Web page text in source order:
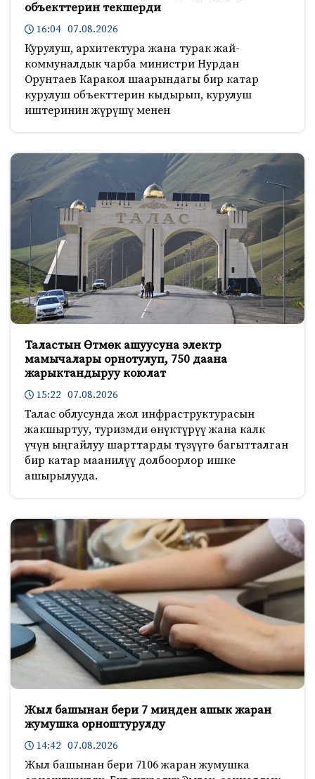
объекттерин текшерди
16:04 07.08.2026
Курулуш, архитектура жана турак жай-
коммуналдык чарба министри Нурдан
Орунтаев Каракол шаарындагы бир катар
курулуш объекттерин кыдырып, курулуш
иштеринин жүрүшү менен
Таластын Өтмөк ашуусуна электр
мамычалары орнотулуп, 750 даана
жарыктандыруу коюлат
15:22 07.08.2026
Талас облусунда жол инфраструктурасын
жакшыртуу, туризмди өнүктүрүү жана калк
үчүн ыңгайлуу шарттарды түзүүгө багытталган
бир катар маанилүү долбоорлор ишке
ашырылууда.
Жыл башынан бери 7 миңден ашык жаран
жумушка орноштурулду
14:42 07.08.2026
Жыл башынан бери 7106 жаран жумушка